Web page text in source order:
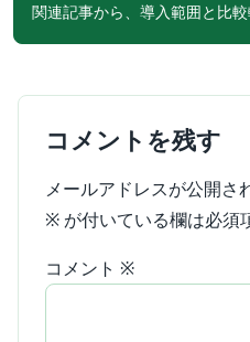
関連記事から、導入範囲と比
コメントを残す
メールアドレスが公開さ
※ が付いている欄は必須
コメント ※